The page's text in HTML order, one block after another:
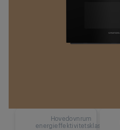
Hovedovnrum
energieffektivitetsklasse